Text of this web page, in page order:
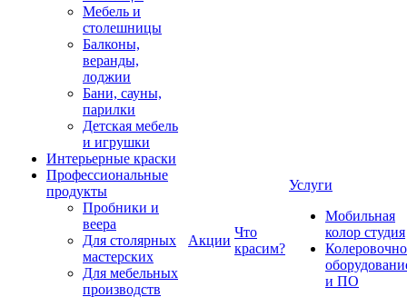
Мебель и
столешницы
Балконы,
веранды,
лоджии
Бани, сауны,
парилки
Детская мебель
и игрушки
Интерьерные краски
Профессиональные
продукты
Пробники и
веера
Для столярных
мастерских
Для мебельных
производств
Акции
Что
красим?
Услуги
Мобильная
колор студия
и ПО